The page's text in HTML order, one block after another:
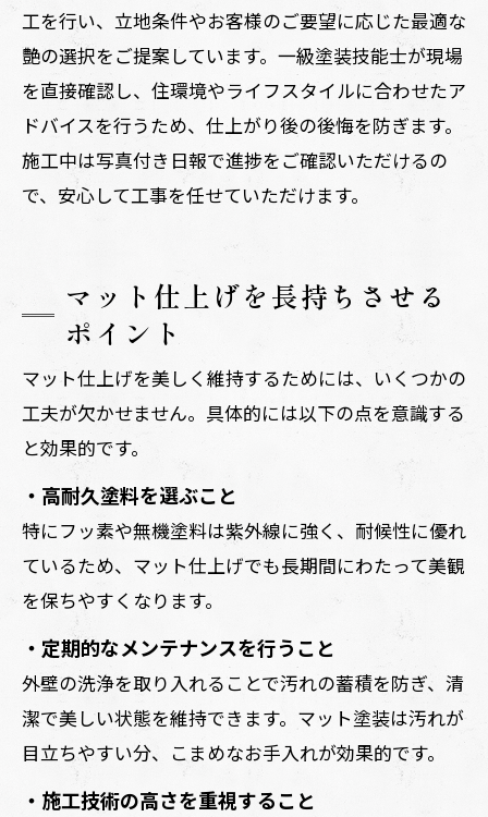
工を行い、立地条件やお客様のご要望に応じた最適な
艶の選択をご提案しています。一級塗装技能士が現場
を直接確認し、住環境やライフスタイルに合わせたア
ドバイスを行うため、仕上がり後の後悔を防ぎます。
施工中は写真付き日報で進捗をご確認いただけるの
で、安心して工事を任せていただけます。
マット仕上げを長持ちさせる
ポイント
マット仕上げを美しく維持するためには、いくつかの
工夫が欠かせません。具体的には以下の点を意識する
と効果的です。
・高耐久塗料を選ぶこと
特にフッ素や無機塗料は紫外線に強く、耐候性に優れ
ているため、マット仕上げでも長期間にわたって美観
を保ちやすくなります。
・定期的なメンテナンスを行うこと
外壁の洗浄を取り入れることで汚れの蓄積を防ぎ、清
潔で美しい状態を維持できます。マット塗装は汚れが
目立ちやすい分、こまめなお手入れが効果的です。
・施工技術の高さを重視すること